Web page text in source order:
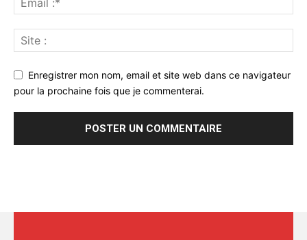
Enregistrer mon nom, email et site web dans ce navigateur
pour la prochaine fois que je commenterai.